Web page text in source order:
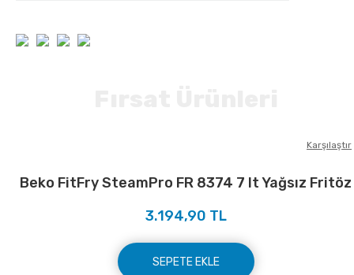
Karşılaştır
Beko FitFry SteamPro FR 8374 7 lt Yağsız Fritöz
3.194,90 TL
SEPETE EKLE